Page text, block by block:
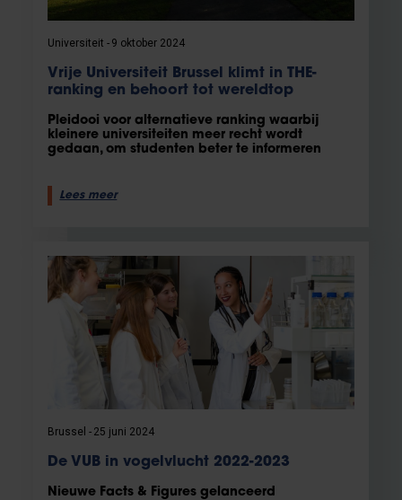
Universiteit 9 oktober 2024
Vrije Universiteit Brussel klimt in THE-
ranking en behoort tot wereldtop
Pleidooi voor alternatieve ranking waarbij
kleinere universiteiten meer recht wordt
gedaan, om studenten beter te informeren
Lees meer
Brussel 25 juni 2024
De VUB in vogelvlucht 2022-2023
Nieuwe Facts & Figures gelanceerd